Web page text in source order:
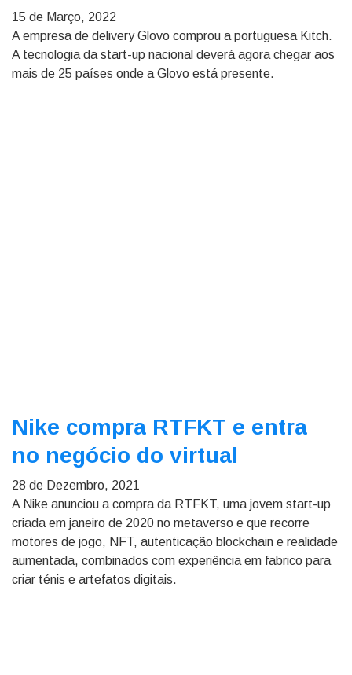
15 de Março, 2022
A empresa de delivery Glovo comprou a portuguesa Kitch.
A tecnologia da start-up nacional deverá agora chegar aos
mais de 25 países onde a Glovo está presente.
Nike compra RTFKT e entra
no negócio do virtual
28 de Dezembro, 2021
A Nike anunciou a compra da RTFKT, uma jovem start-up
criada em janeiro de 2020 no metaverso e que recorre
motores de jogo, NFT, autenticação blockchain e realidade
aumentada, combinados com experiência em fabrico para
criar ténis e artefatos digitais.